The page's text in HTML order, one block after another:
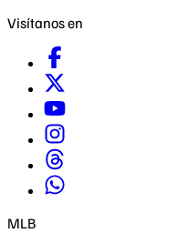
Visítanos en
MLB